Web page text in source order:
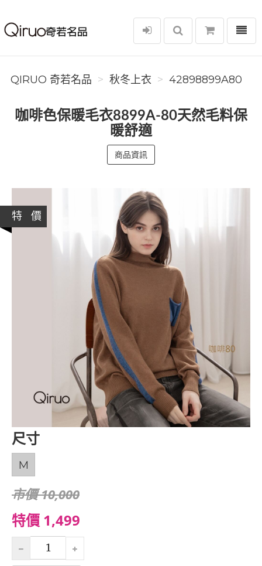
Qiruo 奇若名品
選單
QIRUO 奇若名品 秋冬上衣 42898899A80
咖啡色保暖毛衣8899A-80天然毛料保
暖舒適
商品資訊
特 價
尺寸
M
市價 10,000
特價 1,499